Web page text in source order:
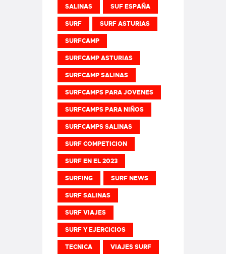
SALINAS SUF ESPAÑA
SURF SURF ASTURIAS
SURFCAMP
SURFCAMP ASTURIAS
SURFCAMP SALINAS
SURFCAMPS PARA JOVENES
SURFCAMPS PARA NIÑOS
SURFCAMPS SALINAS
SURF COMPETICION
SURF EN EL 2023
SURFING SURF NEWS
SURF SALINAS
SURF VIAJES
SURF Y EJERCICIOS
TECNICA VIAJES SURF